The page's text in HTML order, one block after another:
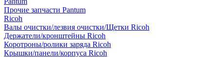
Прочие запчасти Pantum
Ricoh
Валы очистки/лезвия очистки/Щетки Ricoh
Держатели/кронштейны Ricoh
Коротроны/ролики заряда Ricoh
Крышки/панели/корпуса Ricoh